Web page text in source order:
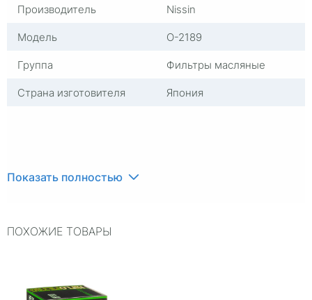
Производитель
Nissin
Модель
O-2189
Группа
Фильтры масляные
Страна изготовителя
Япония
Показать полностью
ПОХОЖИЕ ТОВАРЫ